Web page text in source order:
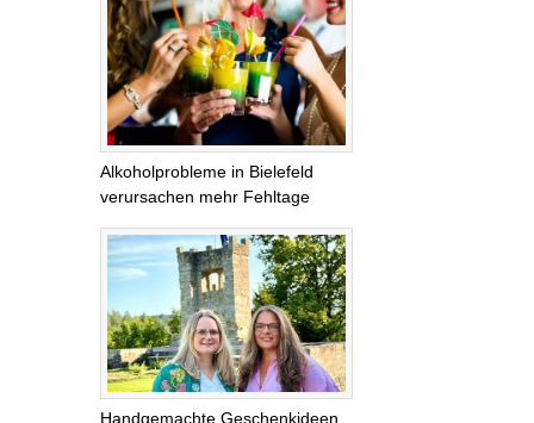
Alkoholprobleme in Bielefeld
verursachen mehr Fehltage
Handgemachte Geschenkideen